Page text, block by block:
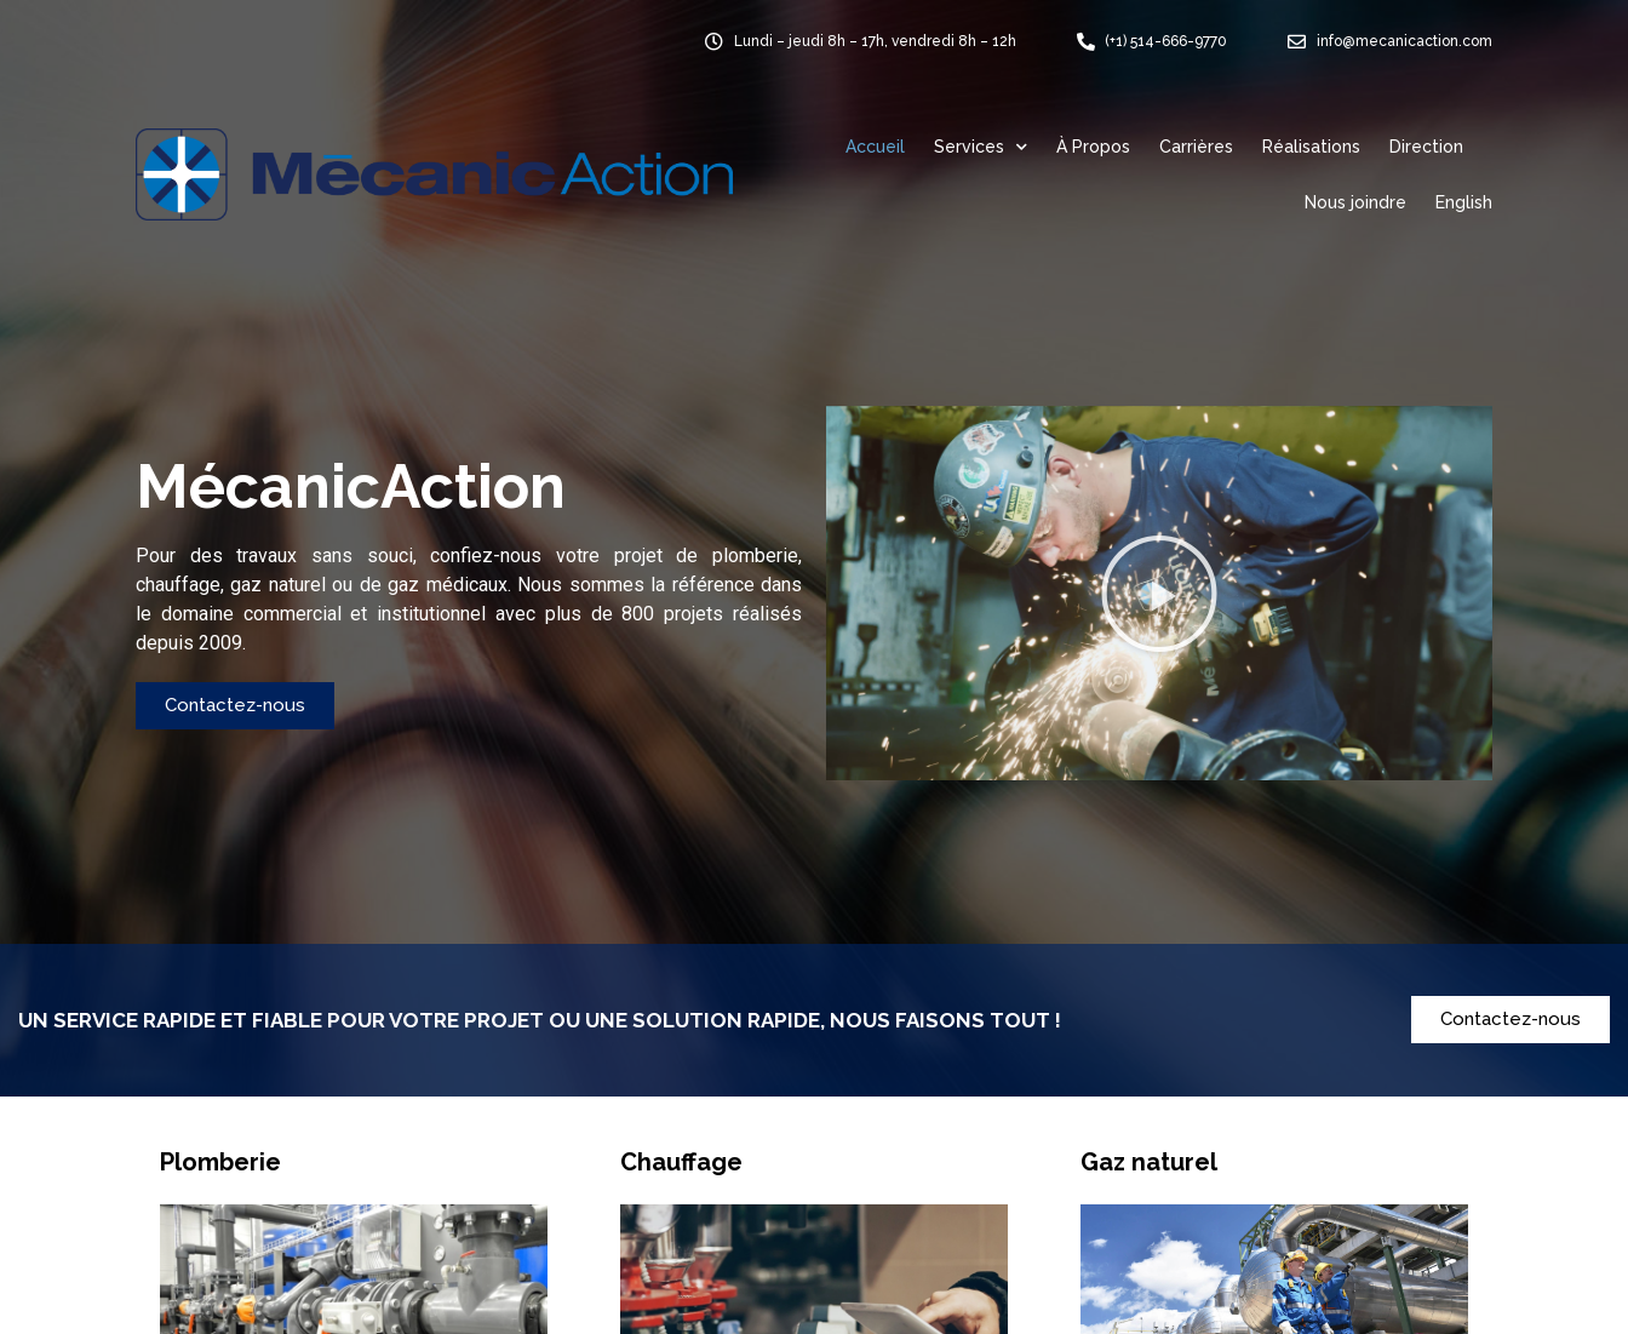
Lundi – jeudi 8h – 17h, vendredi 8h – 12h (+1) 514-666-9770 info@mecanicaction.com
Accueil Services À Propos Carrières Réalisations Direction
Nous joindre English
MécanicAction
Pour des travaux sans souci, confiez-nous votre projet de plomberie,
chauffage, gaz naturel ou de gaz médicaux. Nous sommes la référence dans
le domaine commercial et institutionnel avec plus de 800 projets réalisés
depuis 2009.
Contactez-nous
UN SERVICE RAPIDE ET FIABLE POUR VOTRE PROJET OU UNE SOLUTION RAPIDE, NOUS FAISONS TOUT ! Contactez-nous
Plomberie Chauffage​ Gaz naturel​​